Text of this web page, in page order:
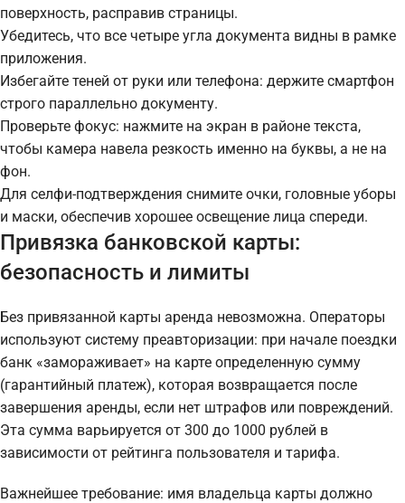
поверхность, расправив страницы.
Убедитесь, что все четыре угла документа видны в рамке
приложения.
Избегайте теней от руки или телефона: держите смартфон
строго параллельно документу.
Проверьте фокус: нажмите на экран в районе текста,
чтобы камера навела резкость именно на буквы, а не на
фон.
Для селфи-подтверждения снимите очки, головные уборы
и маски, обеспечив хорошее освещение лица спереди.
Привязка банковской карты:
безопасность и лимиты
Без привязанной карты аренда невозможна. Операторы
используют систему преавторизации: при начале поездки
банк «замораживает» на карте определенную сумму
(гарантийный платеж), которая возвращается после
завершения аренды, если нет штрафов или повреждений.
Эта сумма варьируется от 300 до 1000 рублей в
зависимости от рейтинга пользователя и тарифа.
Важнейшее требование: имя владельца карты должно